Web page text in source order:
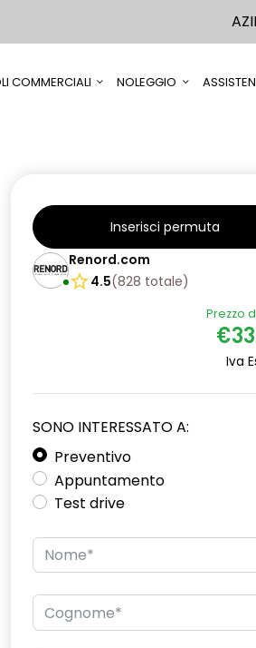
COMMERCIALI NOLEGGIO
Inserisci permuta
Renord.com
4.5(828 totale)
Prezzo
Iva
SONO INTERESSATO A:
Preventivo
Appuntamento
Test drive